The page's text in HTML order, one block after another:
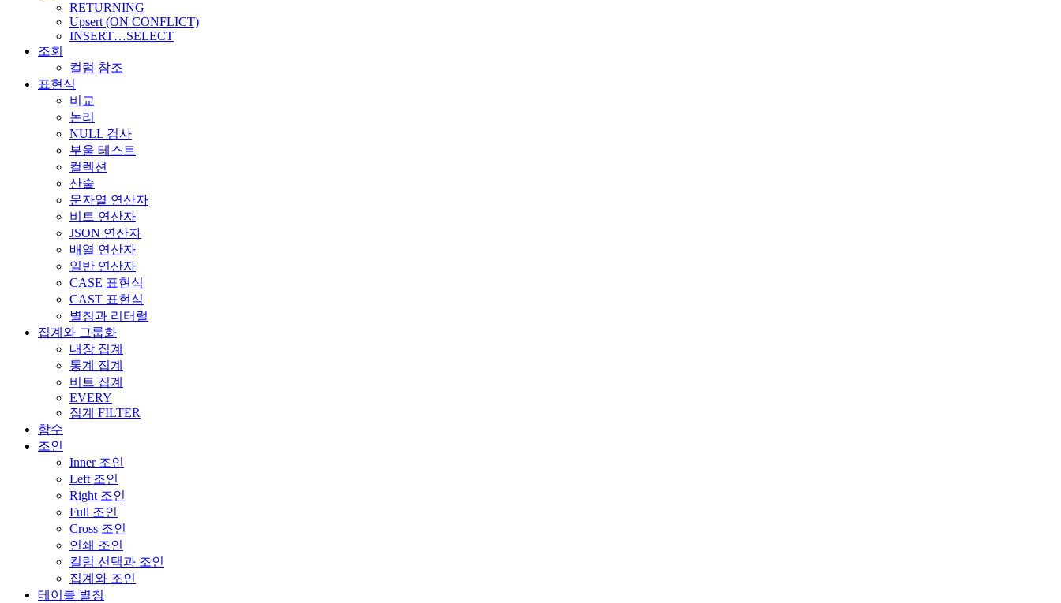
RETURNING
Upsert (ON CONFLICT)
INSERT…SELECT
조회
컬럼 참조
표현식
비교
논리
NULL 검사
부울 테스트
컬렉션
산술
문자열 연산자
비트 연산자
JSON 연산자
배열 연산자
일반 연산자
CASE 표현식
CAST 표현식
별칭과 리터럴
집계와 그룹화
내장 집계
통계 집계
비트 집계
EVERY
집계 FILTER
함수
조인
Inner 조인
Left 조인
Right 조인
Full 조인
Cross 조인
연쇄 조인
컬럼 선택과 조인
집계와 조인
테이블 별칭